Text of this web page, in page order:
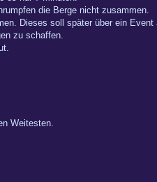
die Berge nicht zusammen.
Dieses soll später über ein Event
zu schaffen.
Weitesten.